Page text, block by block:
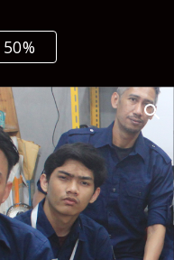
Skip to navigation